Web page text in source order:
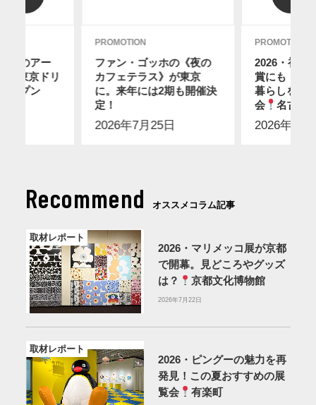
ィのアー
に東京ドリ
ープン
PROMOTION
ファン・ゴッホの《夜の
カフェテラス》が東京
に。来年には2期も開催決
定！
2026年7月25日
PROMOTION
2026・初め
賞にも！ス
暮らしを感
会
名古屋
2026年7月
Recommend オススメコラム記事
取材レポート
2026・マリメッコ展が京都
で開幕。見どころやグッズ
は？
京都文化博物館
2026年7月22日
取材レポート
2026・ピングーの魅力を再
発見！この夏おすすめの展
覧会
有楽町